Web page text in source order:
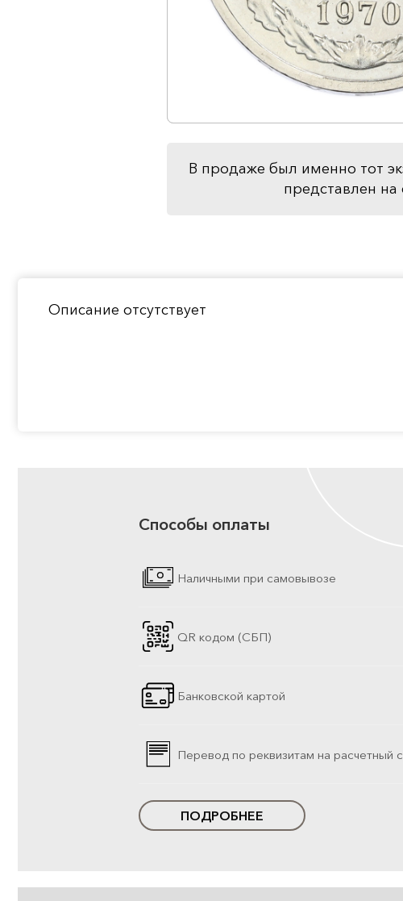
В продаже был именно тот
представлен на
Описание отсутствует
Способы оплаты
Наличными при самовывозе
QR кодом (СБП)
Банковской картой
Перевод по реквизитам на расчетный
ПОДРОБНЕЕ